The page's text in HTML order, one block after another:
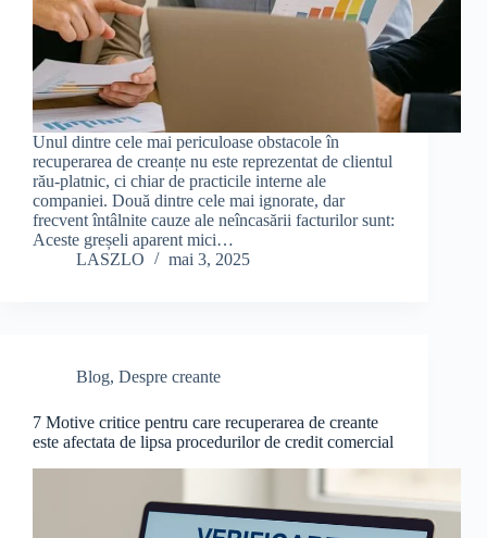
Unul dintre cele mai periculoase obstacole în
recuperarea de creanțe nu este reprezentat de clientul
rău-platnic, ci chiar de practicile interne ale
companiei. Două dintre cele mai ignorate, dar
frecvent întâlnite cauze ale neîncasării facturilor sunt:
Aceste greșeli aparent mici…
LASZLO
mai 3, 2025
Blog, Despre creante
7 Motive critice pentru care recuperarea de creante
este afectata de lipsa procedurilor de credit comercial